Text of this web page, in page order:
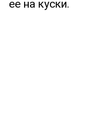
ее на куски.